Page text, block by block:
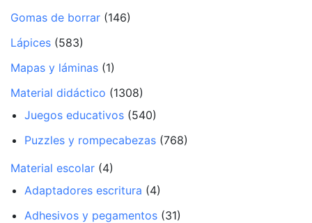
Gomas de borrar (146)
Lápices (583)
Mapas y láminas (1)
Material didáctico (1308)
Juegos educativos (540)
Puzzles y rompecabezas (768)
Material escolar (4)
Adaptadores escritura (4)
Adhesivos y pegamentos (31)